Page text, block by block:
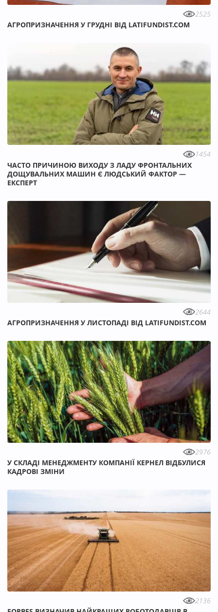
2525
АГРОПРИЗНАЧЕННЯ У ГРУДНІ ВІД LATIFUNDIST.COM
1454
ЧАСТО ПРИЧИНОЮ ВИХОДУ З ЛАДУ ФРОНТАЛЬНИХ
ДОЩУВАЛЬНИХ МАШИН Є ЛЮДСЬКИЙ ФАКТОР —
ЕКСПЕРТ
2644
АГРОПРИЗНАЧЕННЯ У ЛИСТОПАДІ ВІД LATIFUNDIST.COM
2976
У СКЛАДІ МЕНЕДЖМЕНТУ КОМПАНІЇ КЕРНЕЛ ВІДБУЛИСЯ
КАДРОВІ ЗМІНИ
2136